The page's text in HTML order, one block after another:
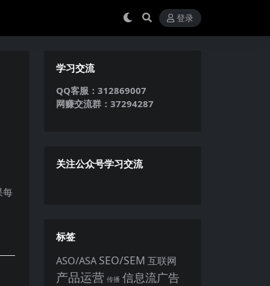
登录
每
学习交流
QQ客服：312869007
网赚交流群：37294287
关注公众号学习交流
标签
ASO/ASA SEO/SEM 互联网
产品运营 传播 信息流广告